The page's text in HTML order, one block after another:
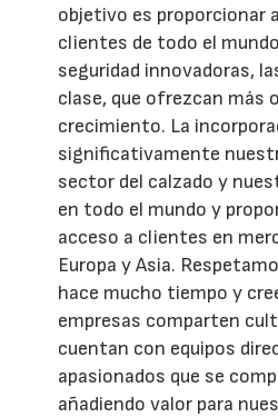
objetivo es proporcionar
clientes de todo el
seguridad innovadoras,
clase, que ofrezcan más
crecimiento. La
significativamente
sector del calzado y
en todo el mundo y
acceso a clientes en
Europa y Asia.
hace mucho tiempo y
empresas comparten
cuentan con equipos
apasionados que se
añadiendo valor para